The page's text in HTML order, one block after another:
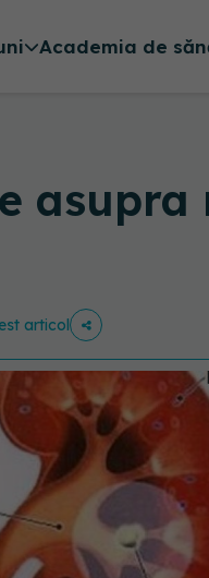
Academia de
articol